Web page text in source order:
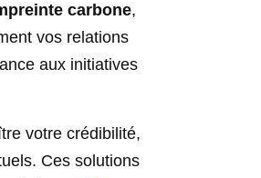
carbone,
vos relations
aux initiatives
votre crédibilité,
Ces solutions